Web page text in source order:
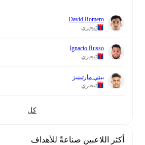
David Romero
تيجري
Ignacio Russo
تيجري
بيتي مارتينيز
تيجري
أكثر اللاعبين صناعةً للأهداف